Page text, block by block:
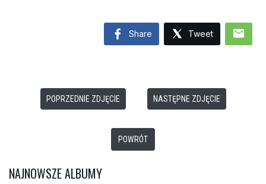
Share Tweet mail
POPRZEDNIE ZDJĘCIE NASTĘPNE ZDJĘCIE
POWRÓT
NAJNOWSZE ALBUMY